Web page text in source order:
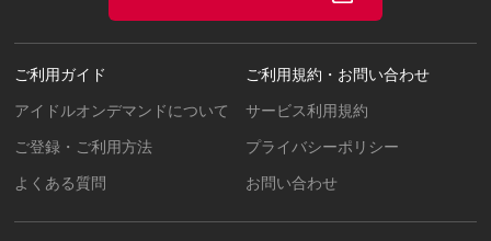
ご利用ガイド
アイドルオンデマンドについて
ご登録・ご利用方法
よくある質問
ご利用規約・お問い合わせ
サービス利用規約
プライバシーポリシー
お問い合わせ